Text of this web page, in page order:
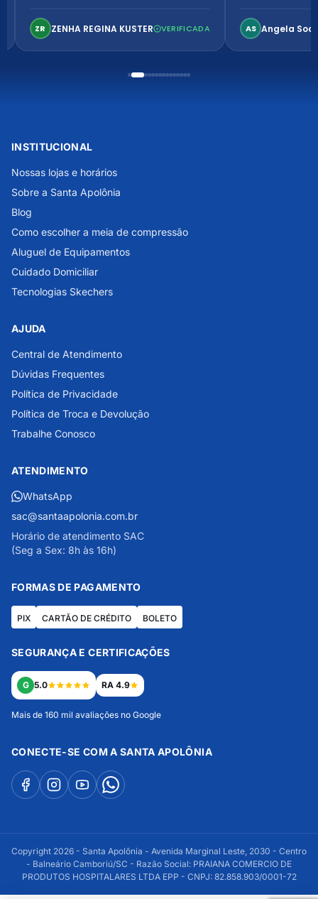
confortável. Perfeito!
ZR ZENHA REGINA KUSTER VERIFICADA AS Angela
INSTITUCIONAL
Nossas lojas e horários
Sobre a Santa Apolônia
Blog
Como escolher a meia de compressão
Aluguel de Equipamentos
Cuidado Domiciliar
Tecnologias Skechers
AJUDA
Central de Atendimento
Dúvidas Frequentes
Política de Privacidade
Política de Troca e Devolução
Trabalhe Conosco
ATENDIMENTO
WhatsApp
sac@santaapolonia.com.br
Horário de atendimento SAC
(Seg a Sex: 8h às 16h)
FORMAS DE PAGAMENTO
PIX CARTÃO DE CRÉDITO BOLETO
SEGURANÇA E CERTIFICAÇÕES
G 5.0 RA 4.9
Mais de 160 mil avaliações no Google
CONECTE-SE COM A SANTA APOLÔNIA
Copyright 2026 - Santa Apolônia - Avenida Marginal Leste, 2030 - Centro
- Balneário Camboriú/SC - Razão Social: PRAIANA COMERCIO DE
PRODUTOS HOSPITALARES LTDA EPP - CNPJ: 82.858.903/0001-72